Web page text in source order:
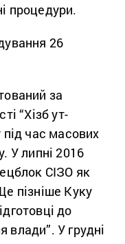
процедури.
26
за
“Хізб ут-
під час масових
У липні 2016
СІЗО як
пізніше Куку
до
влади”. У грудні